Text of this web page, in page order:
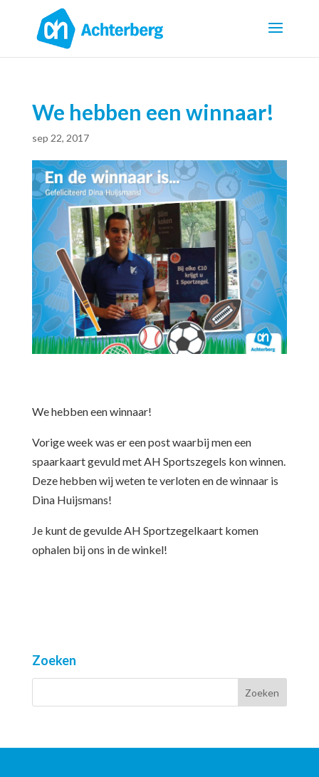
We hebben een winnaar!
sep 22, 2017
We hebben een winnaar!
Vorige week was er een post waarbij men een
spaarkaart gevuld met AH Sportszegels kon winnen.
Deze hebben wij weten te verloten en de winnaar is
Dina Huijsmans!
Je kunt de gevulde AH Sportzegelkaart komen
ophalen bij ons in de winkel!
Zoeken